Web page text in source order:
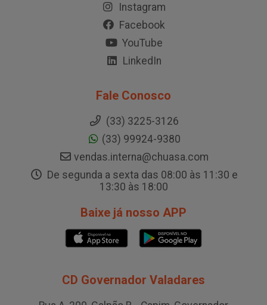
Instagram
Facebook
YouTube
LinkedIn
Fale Conosco
(33) 3225-3126
(33) 99924-9380
vendas.interna@chuasa.com
De segunda a sexta das 08:00 às 11:30 e
13:30 às 18:00
Baixe já nosso APP
CD Governador Valadares